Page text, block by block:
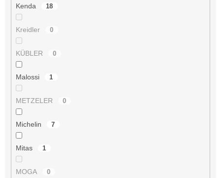
Kenda 18
Kreidler 0
KÜBLER 0
Malossi 1
METZELER 0
Michelin 7
Mitas 1
MOGA 0